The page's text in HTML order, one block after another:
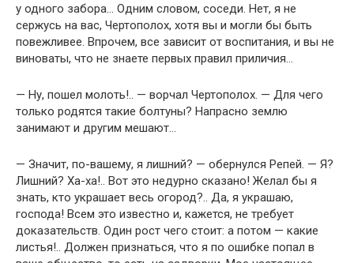
у одного забора… Одним словом, соседи. Нет, я не
сержусь на вас, Чертополох, хотя вы и могли бы быть
повежливее. Впрочем, все зависит от воспитания, и вы не
виноваты, что не знаете первых правил приличия…
— Ну, пошел молоть!.. — ворчал Чертополох. — Для чего
только родятся такие болтуны? Напрасно землю
занимают и другим мешают…
— Значит, по-вашему, я лишний? — обернулся Репей. — Я?
Лишний? Ха-ха!.. Вот это недурно сказано! Желал бы я
знать, кто украшает весь огород?.. Да, я украшаю,
господа! Всем это известно и, кажется, не требует
доказательств. Один рост чего стоит: а потом — какие
листья!.. Должен признаться, что я по ошибке попал в